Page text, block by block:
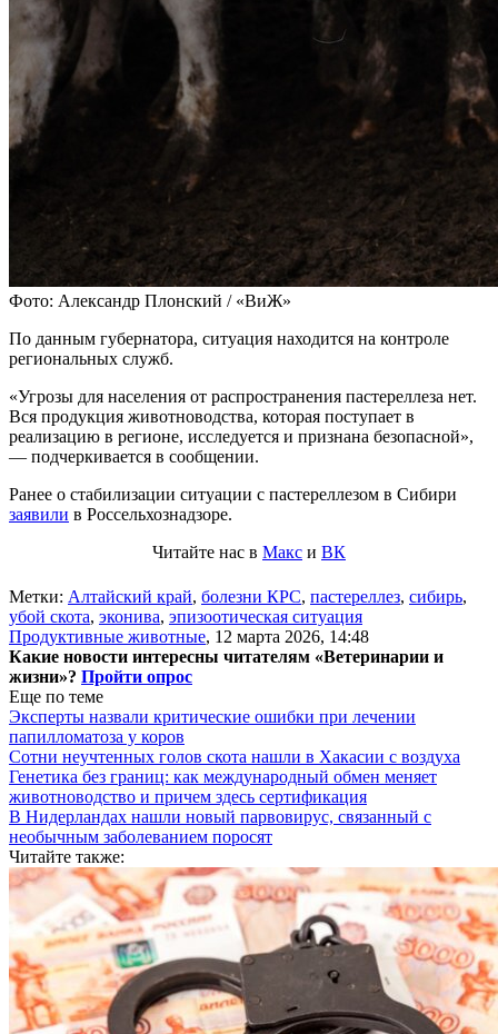
Фото: Александр Плонский / «ВиЖ»
По данным губернатора, ситуация находится на контроле
региональных служб.
«Угрозы для населения от распространения пастереллеза нет.
Вся продукция животноводства, которая поступает в
реализацию в регионе, исследуется и признана безопасной»,
— подчеркивается в сообщении.
Ранее о стабилизации ситуации с пастереллезом в Сибири
заявили в Россельхознадзоре.
Читайте нас в Макс и ВК
Метки: Алтайский край, болезни КРС, пастереллез, сибирь,
убой скота, эконива, эпизоотическая ситуация
Продуктивные животные, 12 марта 2026, 14:48
Какие новости интересны читателям «Ветеринарии и
жизни»? Пройти опрос
Еще по теме
Эксперты назвали критические ошибки при лечении
папилломатоза у коров
Сотни неучтенных голов скота нашли в Хакасии с воздуха
Генетика без границ: как международный обмен меняет
животноводство и причем здесь сертификация
В Нидерландах нашли новый парвовирус, связанный с
необычным заболеванием поросят
Читайте также: